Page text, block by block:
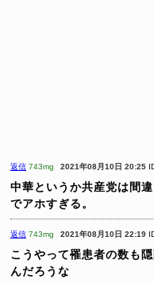
返信 743mg 2021年08月10日 20:25
中華というか共産党は間
でアホすぎる。
返信 743mg 2021年08月10日 22:19
こうやって罹患者の数も
んだろうな